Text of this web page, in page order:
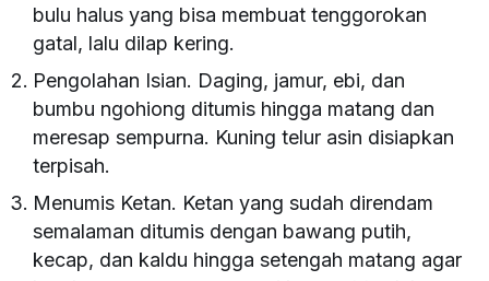
bulu halus yang bisa membuat tenggorokan
gatal, lalu dilap kering.
Pengolahan Isian. Daging, jamur, ebi, dan
bumbu ngohiong ditumis hingga matang dan
meresap sempurna. Kuning telur asin disiapkan
terpisah.
Menumis Ketan. Ketan yang sudah direndam
semalaman ditumis dengan bawang putih,
kecap, dan kaldu hingga setengah matang agar